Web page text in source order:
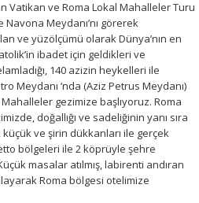
ZAMAN AKTIF
temel site işlevleri için gereklidir. Bu
çalışmaz ve devre dışı bırakılamaz.
anonim olarak ölçeriz. Hangi
ve kullanıcıların nerede zorluk yaşadığını
ve Roma Lokal Mahalleler Turu
Navona Meydanı’nı görerek
ve yüzölçümü olarak Dünya’nın en
ibadet için geldikleri ve
140 azizin heykelleri ile
Meydanı ‘nda (Aziz Petrus Meydanı)
gezimize başlıyoruz. Roma
doğallığı ve sadeliğinin yanı sıra
ve şirin dükkanları ile gerçek
bölgeleri ile 2 köprüyle şehre
masalar atılmış, labirenti andıran
Roma bölgesi otelimize